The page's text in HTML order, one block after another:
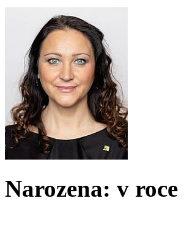
Narozena: v roce